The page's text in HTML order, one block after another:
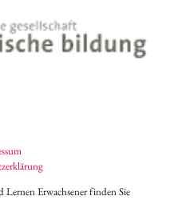
Erwachsener finden Sie